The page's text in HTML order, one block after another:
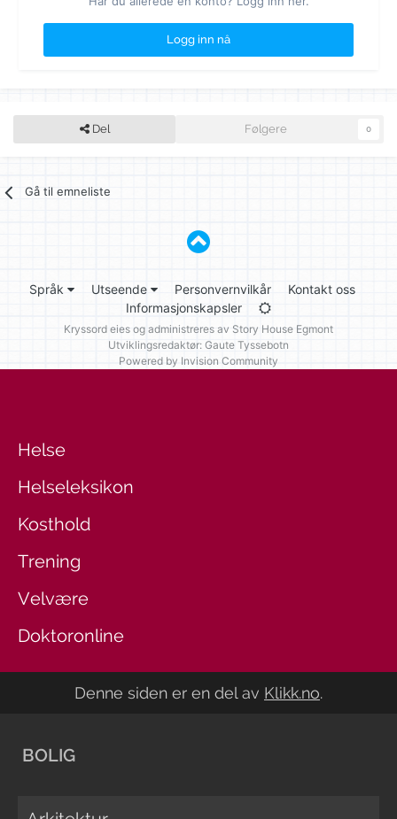
Logg inn nå
Del Følgere 0
Gå til emneliste
Språk Utseende Personvernvilkår
Kontakt oss
Informasjonskapsler
Kryssord eies og administreres av Story House Egmont
Utviklingsredaktør: Gaute Tyssebotn
Powered by Invision Community
Helse
Helseleksikon
Kosthold
Trening
Velvære
Doktoronline
Denne siden er en del av Klikk.no.
BOLIG